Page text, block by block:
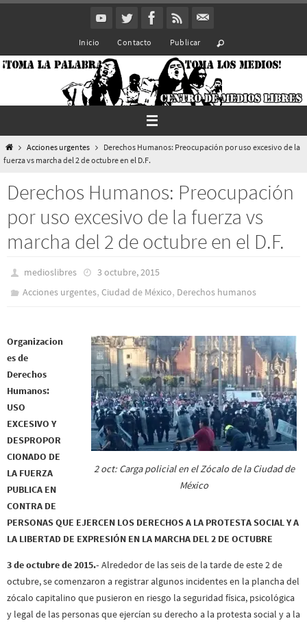
Inicio Contacto Publicar
InicioAcciones urgentes
Derechos Humanos: Preocupación por uso excesivo de la
fuerza vs marcha del 2 de octubre en el D.F.
Derechos Humanos: Preocupación
por uso excesivo de la fuerza vs
marcha del 2 de octubre en el D.F.
medioslibres
3 octubre, 2015
Acciones urgentes,Ciudad de México, Derechos humanos
2 oct: Carga policial en el Zócalo de la Ciudad de
México
Organizacion
es de
Derechos
Humanos:
USO
EXCESIVO Y
DESPROPOR
CIONADO DE
LA FUERZA
PUBLICA EN
CONTRA DE
PERSONAS QUE EJERCEN LOS DERECHOS A LA PROTESTA SOCIAL Y A
LA LIBERTAD DE EXPRESIÓN EN LA MARCHA DEL 2 DE OCTUBRE
3 de octubre de 2015.- Alrededor de las seis de la tarde de este 2 de
octubre, se comenzaron a registrar algunos incidentes en la plancha del
zócalo capitalino que pusieron en riesgo la seguridad física, psicológica
y legal de las personas que ejercían su derecho a la protesta social y a la